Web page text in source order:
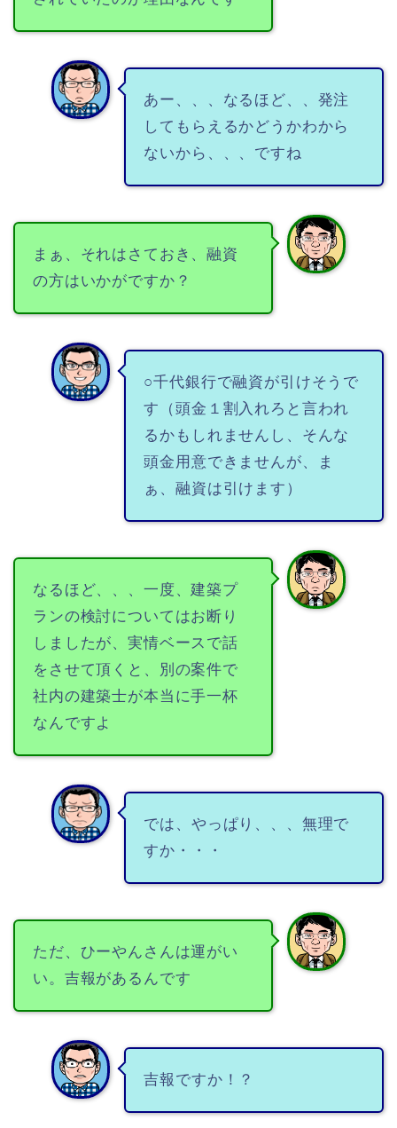
あー、、、なるほど、、発注
してもらえるかどうかわから
ないから、、、ですね
まぁ、それはさておき、融資
の方はいかがですか？
○千代銀行で融資が引けそうで
す（頭金１割入れろと言われ
るかもしれませんし、そんな
頭金用意できませんが、ま
ぁ、融資は引けます）
なるほど、、、一度、建築プ
ランの検討についてはお断り
しましたが、実情ベースで話
をさせて頂くと、別の案件で
社内の建築士が本当に手一杯
なんですよ
では、やっぱり、、、無理で
すか・・・
ただ、ひーやんさんは運がい
い。吉報があるんです
吉報ですか！？